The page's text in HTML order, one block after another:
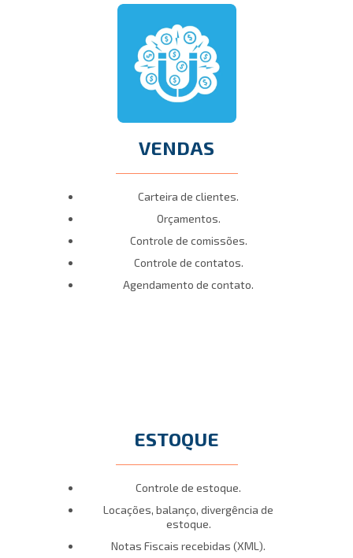
VENDAS
Carteira de clientes.
Orçamentos.
Controle de comissões.
Controle de contatos.
Agendamento de contato.
ESTOQUE
Controle de estoque.
Locações, balanço, divergência de
estoque.
Notas Fiscais recebidas (XML).